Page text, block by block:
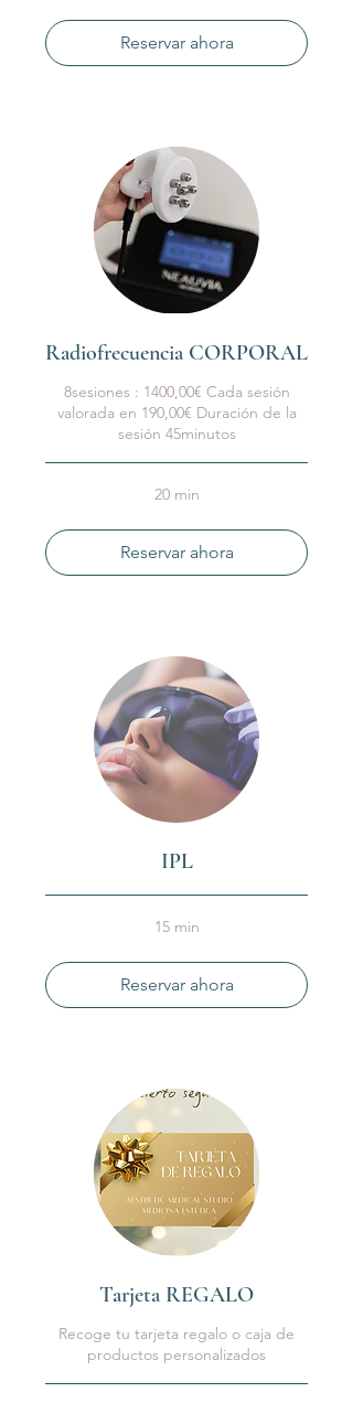
Reservar ahora
Radiofrecuencia CORPORAL
8sesiones : 1400,00€ Cada sesión
valorada en 190,00€ Duración de la
sesión 45minutos
20 min
Reservar ahora
IPL
15 min
Reservar ahora
Tarjeta REGALO
Recoge tu tarjeta regalo o caja de
productos personalizados